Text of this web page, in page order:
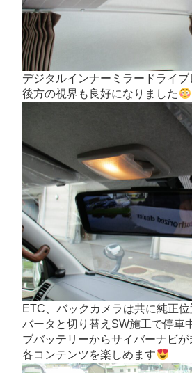
デジタルインナーミラードライ
後方の視界も良好になりました
ETC、バックカメラは共に純正
バータと切り替えSW施工で停車
ブバッテリーからサイバーナビが
各コンテンツを楽しめます